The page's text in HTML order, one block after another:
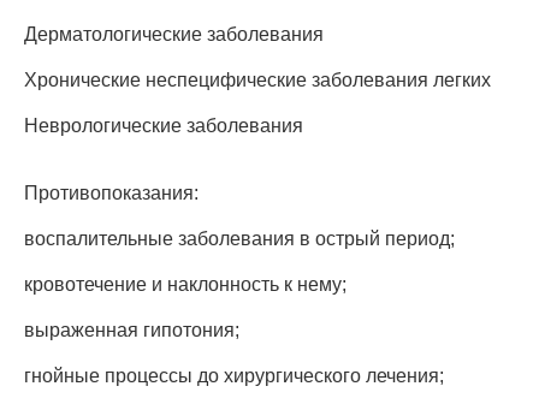
Дерматологические заболевания
Хронические неспецифические заболевания легких
Неврологические заболевания
Противопоказания:
воспалительные заболевания в острый период;
кровотечение и наклонность к нему;
выраженная гипотония;
гнойные процессы до хирургического лечения;